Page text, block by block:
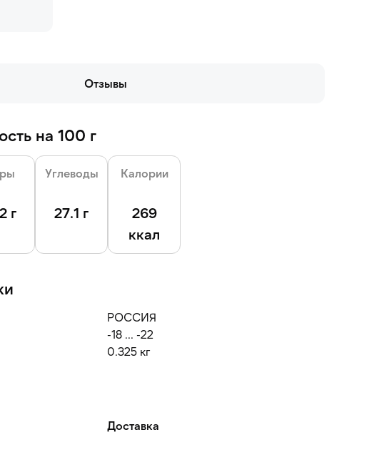
Отзывы
на 100 г
г
Углеводы
27.1 г
Калории
269
ккал
РОССИЯ
-18 ... -22
0.325 кг
Доставка